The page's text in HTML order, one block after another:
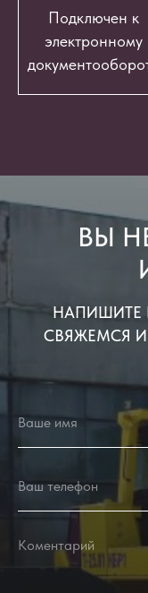
Подключен к
электронному
ВЫ
НАПИШИТЕ
СВЯЖЕМСЯ